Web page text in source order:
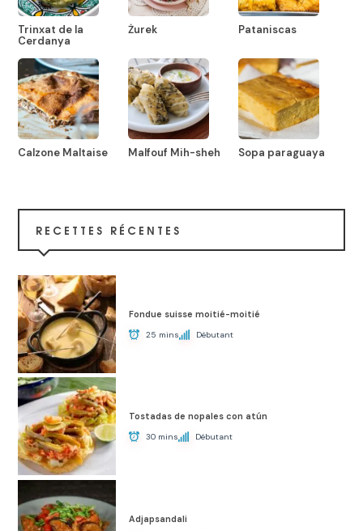
Trinxat de la
Cerdanya
Żurek Pataniscas
Calzone Maltaise Malfouf Mih-sheh Sopa paraguaya
RECETTES RÉCENTES
Fondue suisse moitié-moitié
25 mins Débutant
Tostadas de nopales con atún
30 mins Débutant
Adjapsandali